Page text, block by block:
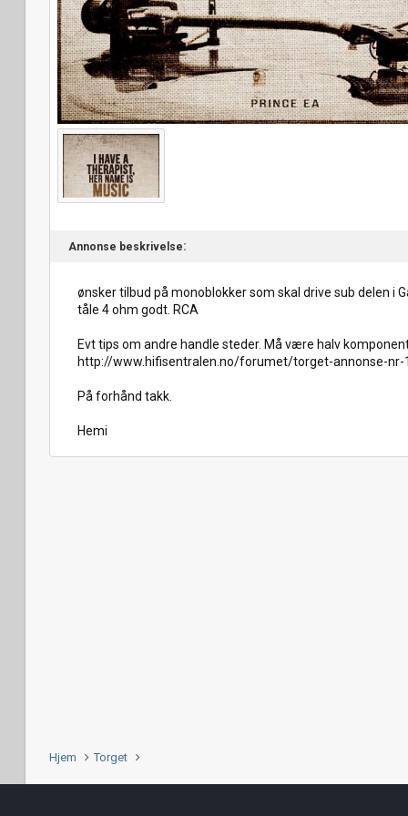
Annonse beskrivelse
ønsker tilbud på monoblokker som skal drive sub delen i
tåle 4 ohm godt. RCA
Evt tips om andre handle steder. Må være halv
http://www.hifisentralen.no/forumet/torget-annonse-nr-
På forhånd takk.
Hemi
Hjem Torget